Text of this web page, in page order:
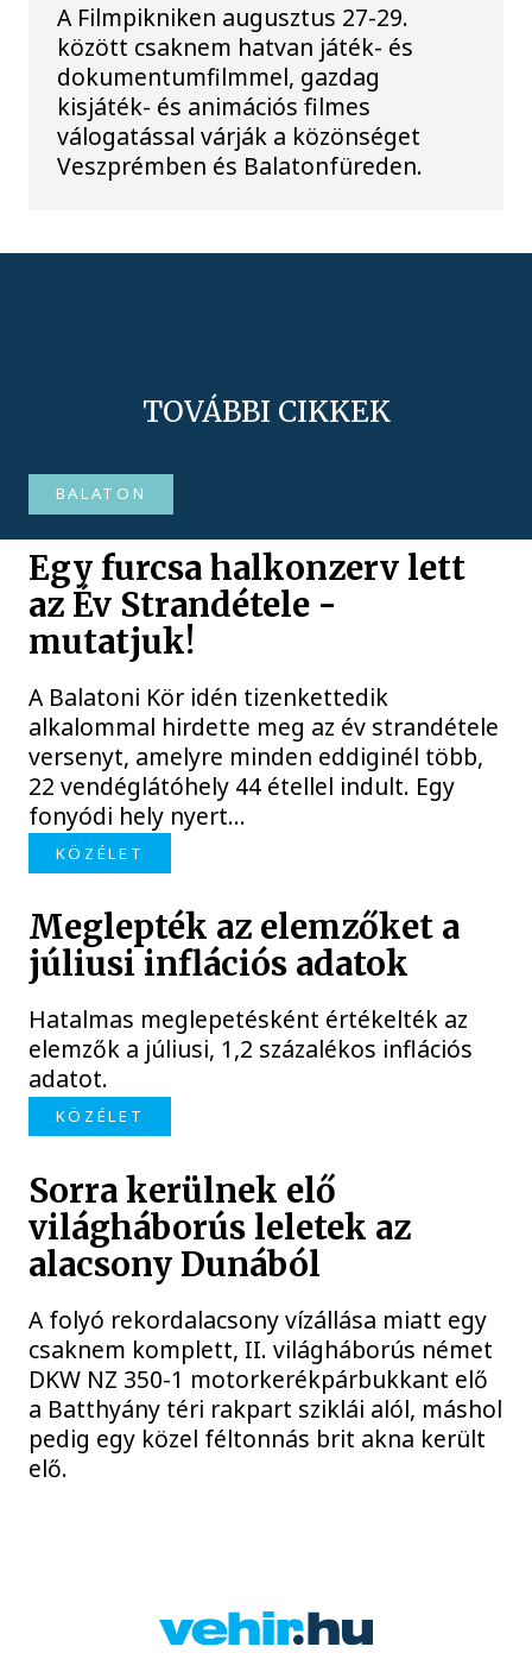
A Filmpikniken augusztus 27-29.
között csaknem hatvan játék- és
dokumentumfilmmel, gazdag
kisjáték- és animációs filmes
válogatással várják a közönséget
Veszprémben és Balatonfüreden.
TOVÁBBI CIKKEK
BALATON
Egy furcsa halkonzerv lett
az Év Strandétele -
mutatjuk!
A Balatoni Kör idén tizenkettedik
alkalommal hirdette meg az év strandétele
versenyt, amelyre minden eddiginél több,
22 vendéglátóhely 44 étellel indult. Egy
fonyódi hely nyert...
KÖZÉLET
Meglepték az elemzőket a
júliusi inflációs adatok
Hatalmas meglepetésként értékelték az
elemzők a júliusi, 1,2 százalékos inflációs
adatot.
KÖZÉLET
Sorra kerülnek elő
világháborús leletek az
alacsony Dunából
A folyó rekordalacsony vízállása miatt egy
csaknem komplett, II. világháborús német
DKW NZ 350-1 motorkerékpárbukkant elő
a Batthyány téri rakpart sziklái alól, máshol
pedig egy közel féltonnás brit akna került
elő.